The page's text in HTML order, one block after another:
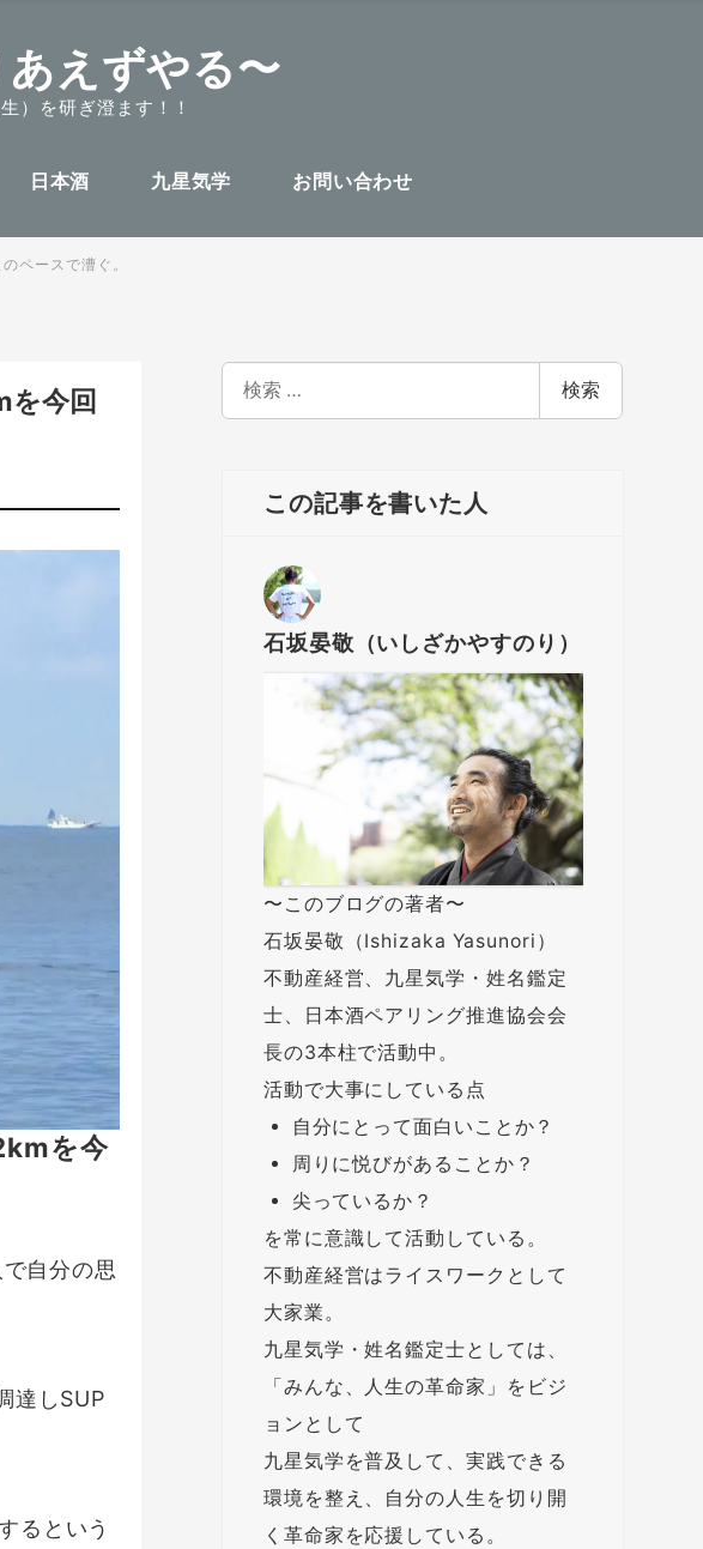
えずやる〜
）を研ぎ澄ます！！
日本酒 九星気学 お問い合わせ
ペースで漕ぐ。
を今回
を今
自分の思
達しSUP
るという
索
検索
この記事を書いた人
石坂晏敬（いしざかやすのり）
〜このブログの著者〜
石坂晏敬（Ishizaka Yasunori）
不動産経営、九星気学・姓名鑑定
士、日本酒ペアリング推進協会会
長の3本柱で活動中。
活動で大事にしている点
自分にとって面白いことか？
周りに悦びがあることか？
尖っているか？
を常に意識して活動している。
不動産経営はライスワークとして
大家業。
九星気学・姓名鑑定士としては、
「みんな、人生の革命家」をビジ
ョンとして
九星気学を普及して、実践できる
環境を整え、自分の人生を切り開
く革命家を応援している。